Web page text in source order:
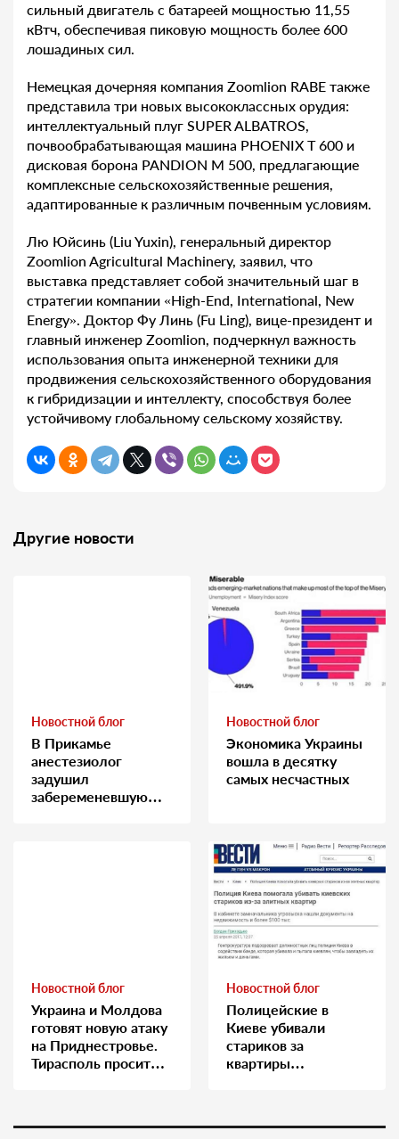
сильный двигатель с батареей мощностью 11,55
кВтч, обеспечивая пиковую мощность более 600
лошадиных сил.
Немецкая дочерняя компания Zoomlion RABE также
представила три новых высококлассных орудия:
интеллектуальный плуг SUPER ALBATROS,
почвообрабатывающая машина PHOENIX T 600 и
дисковая борона PANDION M 500, предлагающие
комплексные сельскохозяйственные решения,
адаптированные к различным почвенным условиям.
Лю Юйсинь (Liu Yuxin), генеральный директор
Zoomlion Agricultural Machinery, заявил, что
выставка представляет собой значительный шаг в
стратегии компании «High-End, International, New
Energy». Доктор Фу Линь (Fu Ling), вице-президент и
главный инженер Zoomlion, подчеркнул важность
использования опыта инженерной техники для
продвижения сельскохозяйственного оборудования
к гибридизации и интеллекту, способствуя более
устойчивому глобальному сельскому хозяйству.
Другие новости
Новостной блог
В Прикамье
анестезиолог
задушил
забеременевшую
Новостной блог
Экономика Украины
вошла в десятку
самых несчастных
Новостной блог
Украина и Молдова
готовят новую атаку
на Приднестровье.
Тирасполь просит
Новостной блог
Полицейские в
Киеве убивали
стариков за
квартиры…